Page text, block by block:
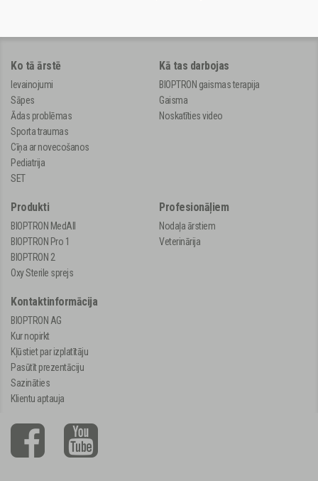
Ko tā ārstē
Ievainojumi
Sāpes
Ādas problēmas
Sporta traumas
Cīņa ar novecošanos
Pediatrija
SET
Kā tas darbojas
BIOPTRON gaismas terapija
Gaisma
Noskatīties video
Produkti
BIOPTRON MedAll
BIOPTRON Pro 1
BIOPTRON 2
Oxy Sterile sprejs
Profesionāļiem
Nodaļa ārstiem
Veterinārija
Kontaktinformācija
BIOPTRON AG
Kur nopirkt
Kļūstiet par izplatītāju
Pasūtīt prezentāciju
Sazināties
Klientu aptauja